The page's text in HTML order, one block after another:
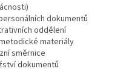
dokumentů
oddělení
materiály
směrnice
dokumentů